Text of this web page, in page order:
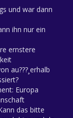
und war dann
ihn nur ein
ernstere
au???¸erhalb
Europa
das bitte